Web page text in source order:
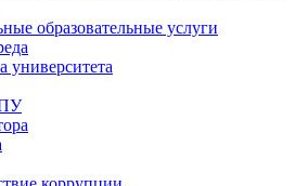
образовательные услуги
университета